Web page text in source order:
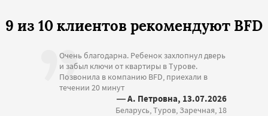
9 из 10 клиентов рекомендуют BFD
Очень благодарна. Ребенок захлопнул дверь
и забыл ключи от квартиры в Турове.
Позвонила в компанию BFD, приехали в
течении 20 минут
— А. Петровна, 13.07.2026
Беларусь, Туров, Заречная, 18